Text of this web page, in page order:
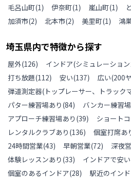
毛呂山町(1) 伊奈町(1) 嵐山町(1)
加須市(2) 北本市(2) 美里町(1) 鴻
埼玉県内で特徴から探す
屋外(126) インドア(シミュレーショ
打ち放題(112) 安い(137) 広い(200
弾道測定器(トップレーサー、トラック
パター練習場あり (84) バンカー練習
アプローチ練習場あり (39) ショート
レンタルクラブあり (136) 個室打席あ
24時間営業(43) 早朝営業(72) 深夜
体験レッスンあり (33) インドアで安い
個室のあるインドア(28) 駅近のイン